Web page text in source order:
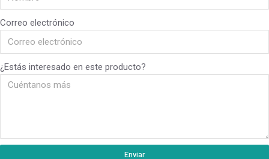
Correo electrónico
¿Estás interesado en este producto?
Enviar